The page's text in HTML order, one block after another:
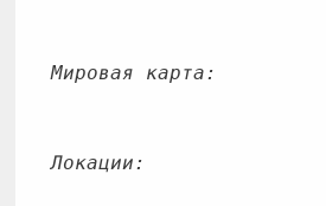
Мировая карта:
Локации: